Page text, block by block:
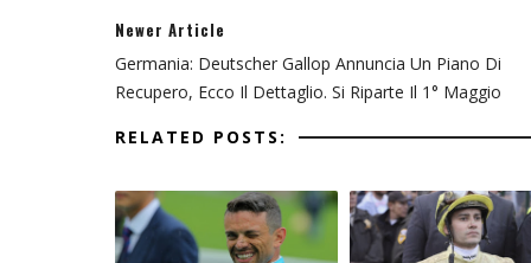
Newer Article
Germania: Deutscher Gallop Annuncia Un Piano Di
Recupero, Ecco Il Dettaglio. Si Riparte Il 1° Maggio
RELATED POSTS: